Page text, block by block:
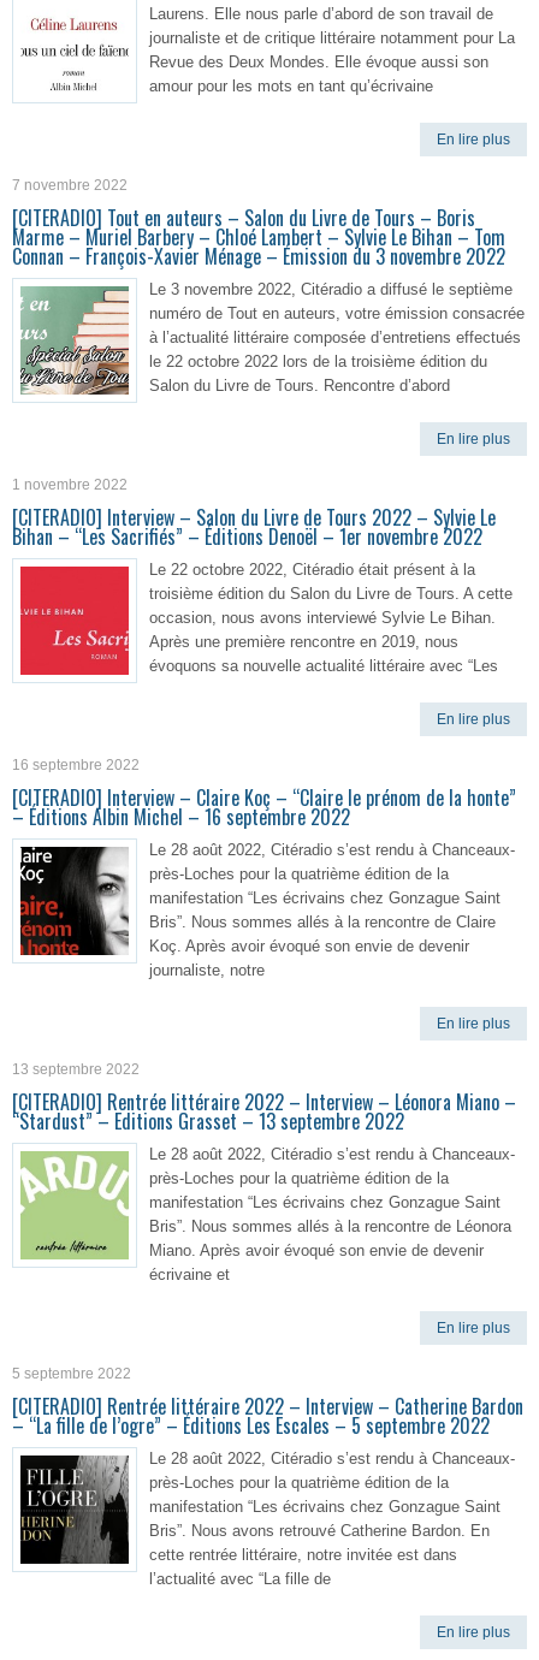
Laurens. Elle nous parle d’abord de son travail de
journaliste et de critique littéraire notamment pour La
Revue des Deux Mondes. Elle évoque aussi son
amour pour les mots en tant qu’écrivaine
En lire plus
7 novembre 2022
[CITERADIO] Tout en auteurs – Salon du Livre de Tours – Boris
Marme – Muriel Barbery – Chloé Lambert – Sylvie Le Bihan – Tom
Connan – François-Xavier Ménage – Émission du 3 novembre 2022
Le 3 novembre 2022, Citéradio a diffusé le septième
numéro de Tout en auteurs, votre émission consacrée
à l’actualité littéraire composée d’entretiens effectués
le 22 octobre 2022 lors de la troisième édition du
Salon du Livre de Tours. Rencontre d’abord
En lire plus
1 novembre 2022
[CITERADIO] Interview – Salon du Livre de Tours 2022 – Sylvie Le
Bihan – “Les Sacrifiés” – Éditions Denoël – 1er novembre 2022
Le 22 octobre 2022, Citéradio était présent à la
troisième édition du Salon du Livre de Tours. A cette
occasion, nous avons interviewé Sylvie Le Bihan.
Après une première rencontre en 2019, nous
évoquons sa nouvelle actualité littéraire avec “Les
En lire plus
16 septembre 2022
[CITERADIO] Interview – Claire Koç – “Claire le prénom de la honte”
– Éditions Albin Michel – 16 septembre 2022
Le 28 août 2022, Citéradio s’est rendu à Chanceaux-
près-Loches pour la quatrième édition de la
manifestation “Les écrivains chez Gonzague Saint
Bris”. Nous sommes allés à la rencontre de Claire
Koç. Après avoir évoqué son envie de devenir
journaliste, notre
En lire plus
13 septembre 2022
[CITERADIO] Rentrée littéraire 2022 – Interview – Léonora Miano –
“Stardust” – Editions Grasset – 13 septembre 2022
Le 28 août 2022, Citéradio s’est rendu à Chanceaux-
près-Loches pour la quatrième édition de la
manifestation “Les écrivains chez Gonzague Saint
Bris”. Nous sommes allés à la rencontre de Léonora
Miano. Après avoir évoqué son envie de devenir
écrivaine et
En lire plus
5 septembre 2022
[CITERADIO] Rentrée littéraire 2022 – Interview – Catherine Bardon
– “La fille de l’ogre” – Éditions Les Escales – 5 septembre 2022
Le 28 août 2022, Citéradio s’est rendu à Chanceaux-
près-Loches pour la quatrième édition de la
manifestation “Les écrivains chez Gonzague Saint
Bris”. Nous avons retrouvé Catherine Bardon. En
cette rentrée littéraire, notre invitée est dans
l’actualité avec “La fille de
En lire plus